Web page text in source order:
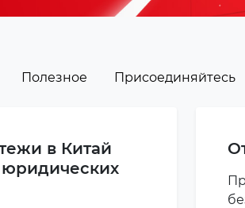
Полезное Присоединяйтесь
в Китай